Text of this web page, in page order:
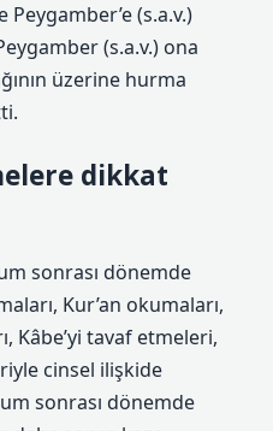
(s.a.v.)
(s.a.v.) ona
üzerine hurma
dikkat
sonrası dönemde
Kur’an okumaları,
Kâbe’yi tavaf etmeleri,
cinsel ilişkide
sonrası dönemde